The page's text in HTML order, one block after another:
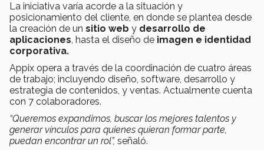
La iniciativa varía acorde a la situación y
posicionamiento del cliente, en donde se plantea desde
la creación de un sitio web y desarrollo de
aplicaciones, hasta el diseño de imagen e identidad
corporativa.
Appix opera a través de la coordinación de cuatro áreas
de trabajo; incluyendo diseño, software, desarrollo y
estrategia de contenidos, y ventas. Actualmente cuenta
con 7 colaboradores.
“Queremos expandirnos, buscar los mejores talentos y
generar vínculos para quienes quieran formar parte,
puedan encontrar un rol”, señaló.